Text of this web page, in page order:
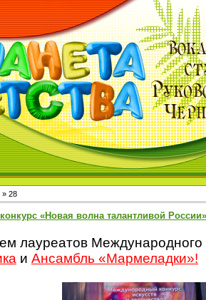
» 28
«Новая волна талантливой России»
лауреатов
и Ансамбль «Мармеладки»!